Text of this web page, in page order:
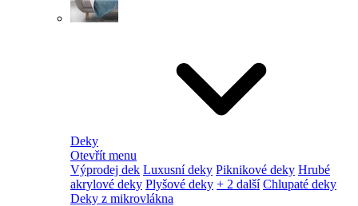
Deky
Otevřít menu
Výprodej dek Luxusní deky Piknikové deky Hrubé
akrylové deky Plyšové deky + 2 další Chlupaté deky
Deky z mikrovlákna